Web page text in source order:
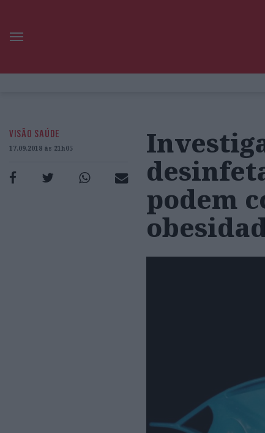
VISÃO SAÚDE
17.09.2018 às 21h05
podem